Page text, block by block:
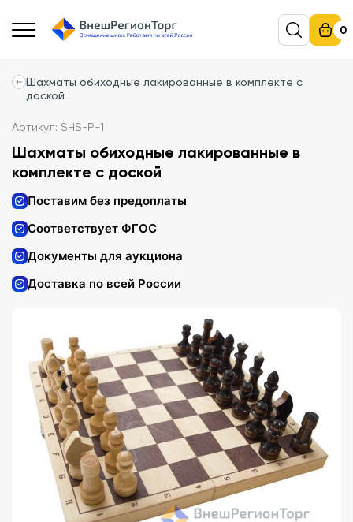
0
Шахматы обиходные лакированные в комплекте с
доской
Артикул: SHS-Р-1
Шахматы обиходные лакированные в
комплекте с доской
Поставим без предоплаты
Соответствует ФГОС
Документы для аукциона
Доставка по всей России